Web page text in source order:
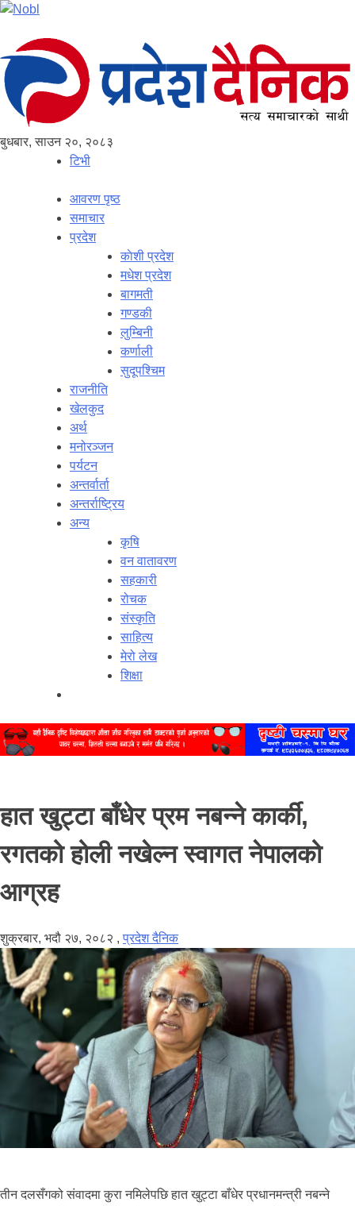
बुधबार, साउन २०, २०८३
टिभी
आवरण पृष्‍ठ
समाचार
प्रदेश
काेशी प्रदेश
मधेश प्रदेश
बागमती
गण्डकी
लुम्बिनी
कर्णाली
सुदूपश्‍चिम
राजनीति
खेलकुद
अर्थ
मनोरञ्‍जन
पर्यटन
अन्तर्वार्ता
अन्तर्राष्‍ट्रिय
अन्य
कृषि
वन वातावरण
सहकारी
रोचक
संस्कृति
साहित्य
मेरो लेख
शिक्षा
हात खुट्टा बाँधेर प्रम नबन्ने कार्की,
रगतको होली नखेल्न स्वागत नेपालको
आग्रह
शुक्रबार, भदौ २७, २०८२ ,प्रदेश दैनिक
तीन दलसँगको संवादमा कुरा नमिलेपछि हात खुट्टा बाँधेर प्रधानमन्त्री नबन्ने